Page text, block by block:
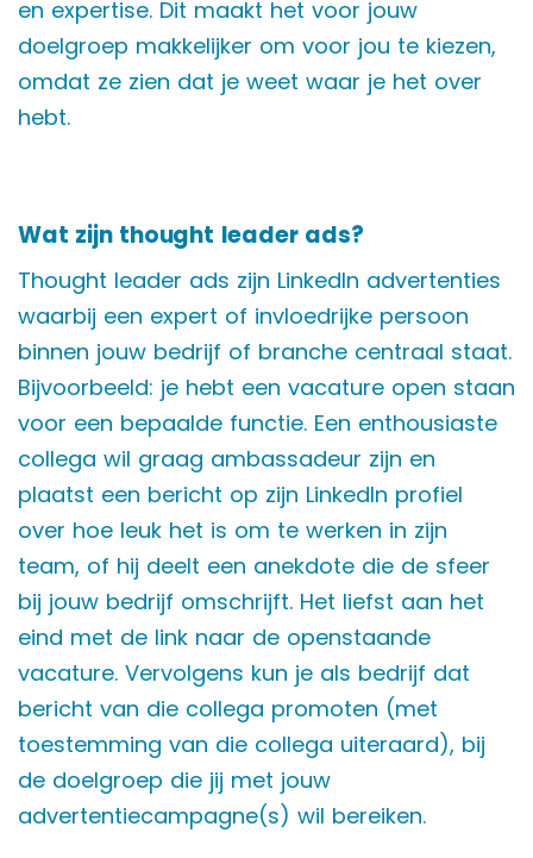
en expertise. Dit maakt het voor jouw
doelgroep makkelijker om voor jou te kiezen,
omdat ze zien dat je weet waar je het over
hebt.
Wat zijn thought leader ads?
Thought leader ads zijn LinkedIn advertenties
waarbij een expert of invloedrijke persoon
binnen jouw bedrijf of branche centraal staat.
Bijvoorbeeld: je hebt een vacature open staan
voor een bepaalde functie. Een enthousiaste
collega wil graag ambassadeur zijn en
plaatst een bericht op zijn LinkedIn profiel
over hoe leuk het is om te werken in zijn
team, of hij deelt een anekdote die de sfeer
bij jouw bedrijf omschrijft. Het liefst aan het
eind met de link naar de openstaande
vacature. Vervolgens kun je als bedrijf dat
bericht van die collega promoten (met
toestemming van die collega uiteraard), bij
de doelgroep die jij met jouw
advertentiecampagne(s) wil bereiken.